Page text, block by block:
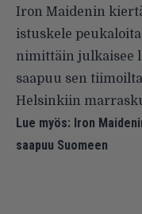
Iron Maidenin
istuskele
nimittäin julkaisee
saapuu sen
Helsinkiin
Lue myös: Iron
saapuu Suomeen